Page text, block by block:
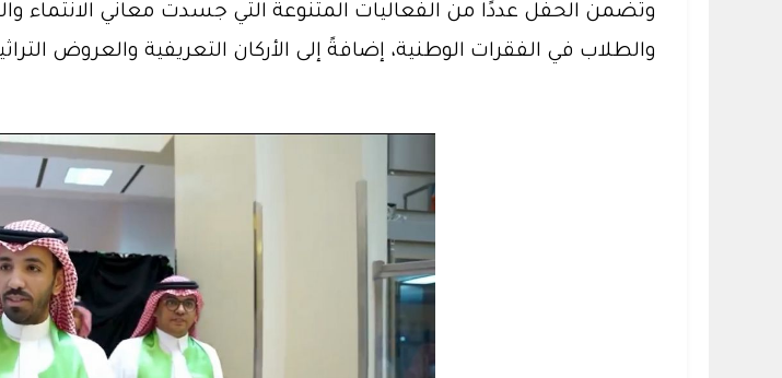
وتضمن الحفل عددًا من الفعاليات المتنوعة التي جسدت معاني الانتماء
والطلاب في الفقرات الوطنية، إضافةً إلى الأركان التعريفية والعروض